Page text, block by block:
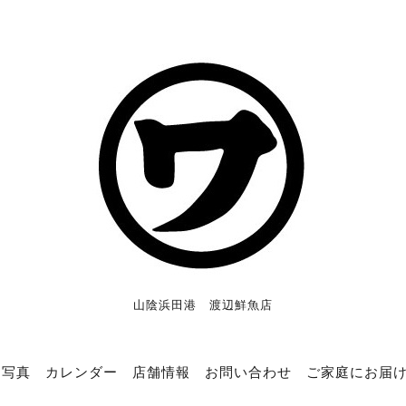
山陰浜田港 渡辺鮮魚店
写真 カレンダー 店舗情報 お問い合わせ ご家庭にお届け